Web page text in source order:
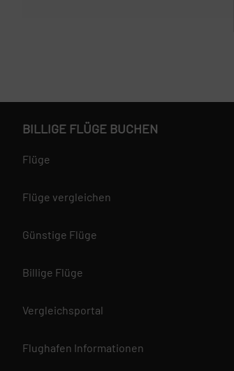
BILLIGE FLÜGE BUCHEN
Flüge
Flüge vergleichen
Günstige Flüge
Billige Flüge
Vergleichsportal
Flughafen Informationen